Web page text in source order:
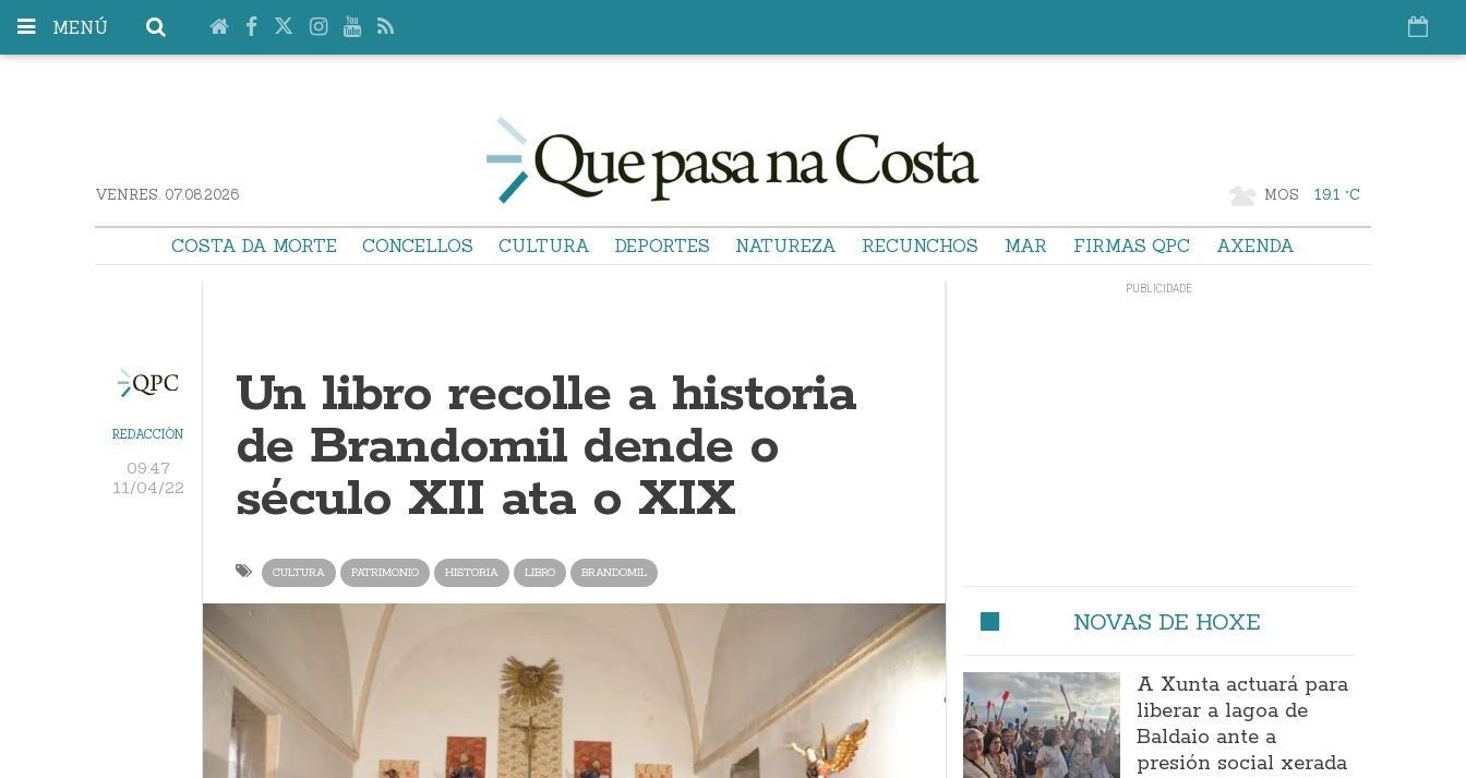
MENÚ
VENRES. 07.08.2026 MOS 19.1 °C
COSTA DA MORTE CONCELLOS CULTURA DEPORTES NATUREZA RECUNCHOS MAR FIRMAS QPC AXENDA
REDACCIÓN
09:47
11/04/22
Un libro recolle a historia
de Brandomil dende o
século XII ata o XIX
CULTURA PATRIMONIO HISTORIA LIBRO BRANDOMIL
NOVAS DE HOXE
A Xunta actuará para
liberar a lagoa de
Baldaio ante a
presión social xerada